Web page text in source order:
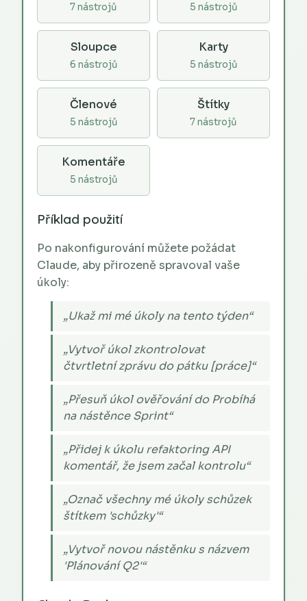
7 nástrojů 5 nástrojů
Sloupce
6 nástrojů
Karty
5 nástrojů
Členové
5 nástrojů
Štítky
7 nástrojů
Komentáře
5 nástrojů
Příklad použití
Po nakonfigurování můžete požádat
Claude, aby přirozeně spravoval vaše
úkoly:
„Ukaž mi mé úkoly na tento týden“
„Vytvoř úkol zkontrolovat
čtvrtletní zprávu do pátku [práce]“
„Přesuň úkol ověřování do Probíhá
na nástěnce Sprint“
„Přidej k úkolu refaktoring API
komentář, že jsem začal kontrolu“
„Označ všechny mé úkoly schůzek
štítkem 'schůzky'“
„Vytvoř novou nástěnku s názvem
'Plánování Q2'“